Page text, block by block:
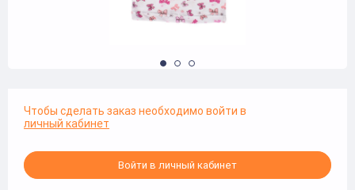
Чтобы сделать заказ необходимо войти в
личный кабинет
Войти в личный кабинет